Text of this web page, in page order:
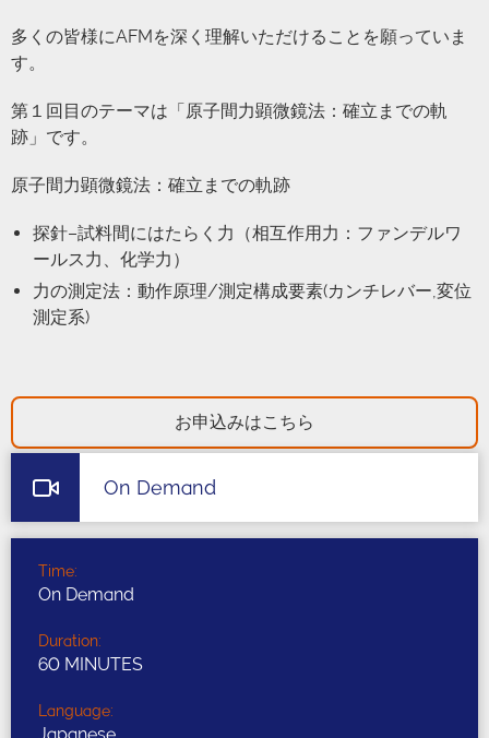
多くの皆様にAFMを深く理解いただけることを願っていま
す。
第１回目のテーマは「原⼦間⼒顕微鏡法：確⽴までの軌
跡」です。
原⼦間⼒顕微鏡法：確⽴までの軌跡
探針–試料間にはたらく力（相互作用力：ファンデルワ
ールス力、化学力）
力の測定法：動作原理/測定構成要素(カンチレバー,変位
測定系)
お申込みはこちら
On Demand
Time:
On Demand
Duration:
60 MINUTES
Language: